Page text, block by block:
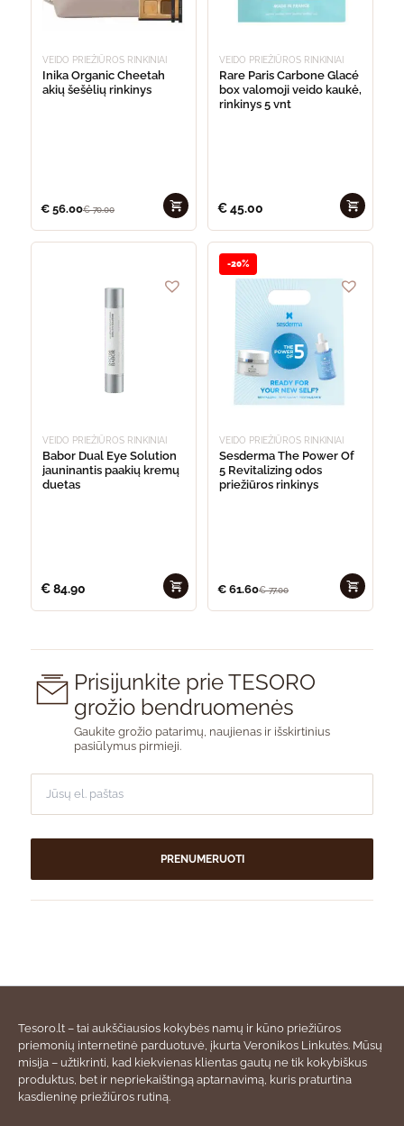
VEIDO PRIEŽIŪROS RINKINIAI
Inika Organic Cheetah
akių šešėlių rinkinys
€ 56.00€70.00
VEIDO PRIEŽIŪROS RINKINIAI
Rare Paris Carbone Glacé
box valomoji veido kaukė,
rinkinys 5 vnt
€45.00
VEIDO PRIEŽIŪROS RINKINIAI
Babor Dual Eye Solution
jauninantis paakių kremų
duetas
€84.90
-20%
VEIDO PRIEŽIŪROS RINKINIAI
Sesderma The Power Of
5 Revitalizing odos
priežiūros rinkinys
€ 61.60€77.00
Prisijunkite prie TESORO
grožio bendruomenės
Gaukite grožio patarimų, naujienas ir išskirtinius
pasiūlymus pirmieji.
PRENUMERUOTI
Tesoro.lt – tai aukščiausios kokybės namų ir kūno priežiūros
priemonių internetinė parduotuvė, įkurta Veronikos Linkutės. Mūsų
misija – užtikrinti, kad kiekvienas klientas gautų ne tik kokybiškus
produktus, bet ir nepriekaištingą aptarnavimą, kuris praturtina
kasdieninę priežiūros rutiną.